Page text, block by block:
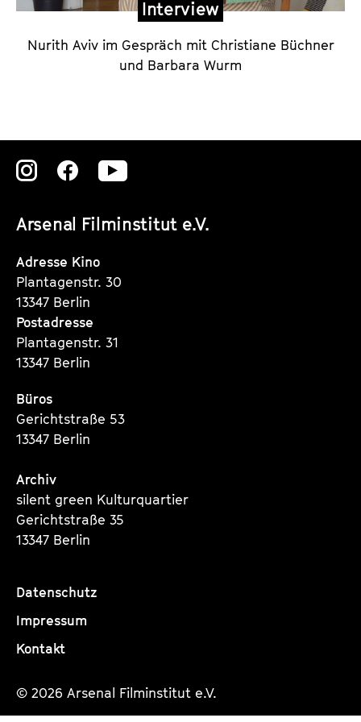
i
s
s
u
i
n
Interview
Nurith Aviv im Gespräch mit Christiane Büchner
und Barbara Wurm
Arsenal Filminstitut e.V.
Zu
Instagram
Seite
Zu
Instagram
Seite
Zu
Instagram
Adresse Kino
Plantagenstr. 30
13347 Berlin
Postadresse
Plantagenstr. 31
13347 Berlin
Büros
Gerichtstraße 53
13347 Berlin
Archiv
silent green Kulturquartier
Gerichtstraße 35
13347 Berlin
Datenschutz
Impressum
Kontakt
© 2026 Arsenal Filminstitut e.V.